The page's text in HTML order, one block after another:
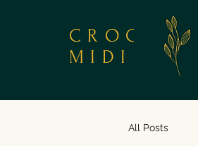
CROC
MIDI
All Posts